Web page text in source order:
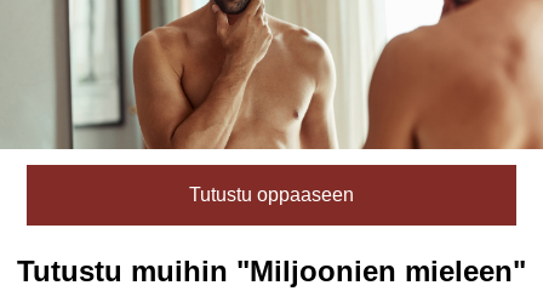
Tutustu oppaaseen
Tutustu muihin "Miljoonien mieleen"